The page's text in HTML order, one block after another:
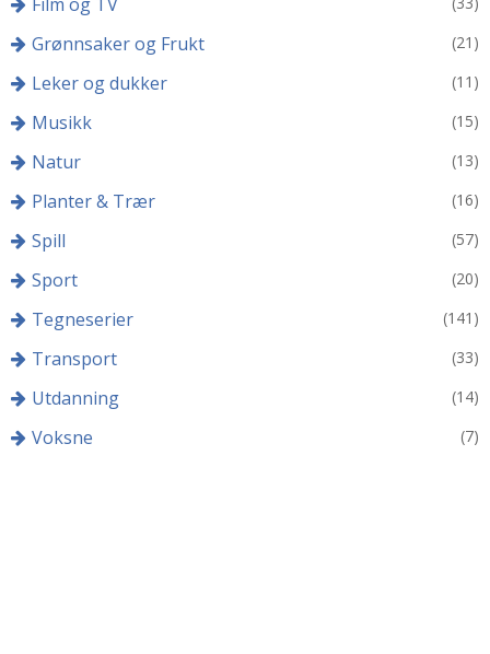
Film og TV
Grønnsaker og Frukt (21)
Leker og dukker (11)
Musikk (15)
Natur (13)
Planter & Trær (16)
Spill (57)
Sport (20)
Tegneserier (141)
Transport (33)
Utdanning (14)
Voksne (7)